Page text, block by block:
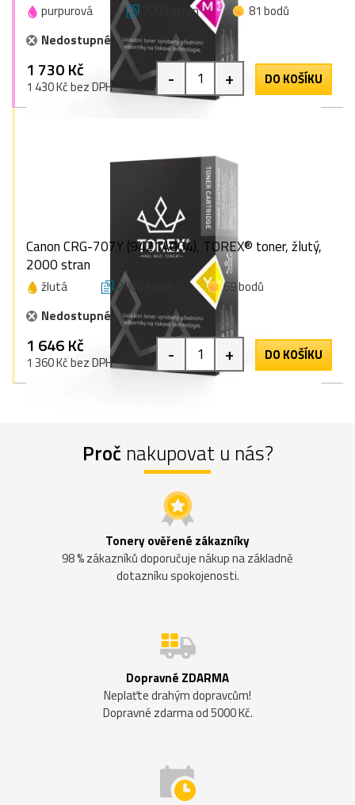
purpurová 2000 stran
81 bodů
Nedostupné
1 730 Kč
1 430 Kč bez DPH - + DO KOŠÍKU
Canon CRG-707Y (9421A004), TOREX® toner, žlutý,
2000 stran
žlutá 2000 stran
69 bodů
Nedostupné
1 646 Kč
1 360 Kč bez DPH - + DO KOŠÍKU
Proč nakupovat u nás?
Tonery ověřené zákazníky
98 % zákazníků doporučuje nákup na základně
dotazníku spokojenosti.
Dopravné ZDARMA
Neplaťte drahým dopravcům!
Dopravné zdarma od 5000 Kč.